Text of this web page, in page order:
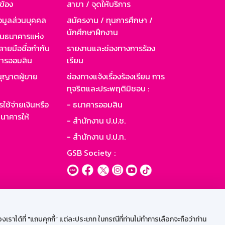
ได้ที่ "แถบคุกกี้” แต่ละประเภท ในกรณีที่ท่านไม่ทำการเลือกจะถือว่าท่าน
อง
มูลส่วนบุคคล
นาคารแห่ง
ายมือชื่อกำกับ
รออมสิน
ญาตผู้ขาย
ช้จ่ายเงินหรือ
คารให้
สาขา / จุดให้บริการ
สมัครงาน / ทุนการศึกษา /
นักศึกษาฝึกงาน
รายงานและช่องทางการร้อง
เรียน
ช่องทางแจ้งเรื่องร้องเรียน การ
ทุจริตและประพฤติมิชอบ :
- ธนาคารออมสิน
- สำนักงาน ป.ป.ช.
- สำนักงาน ป.ป.ท.
GSB Society :